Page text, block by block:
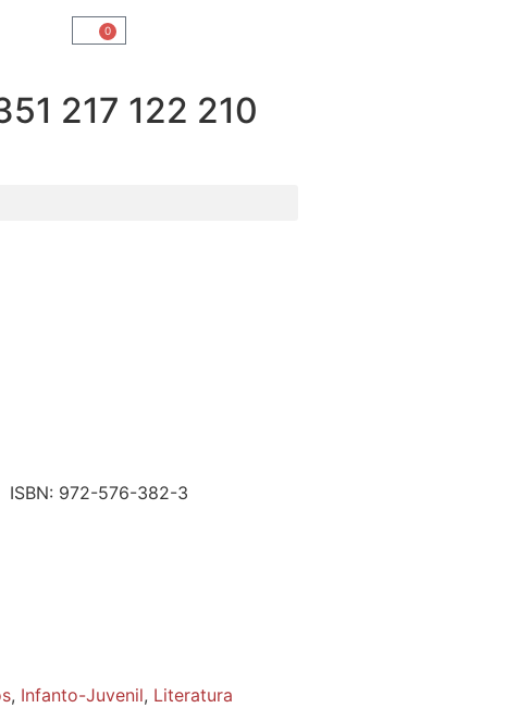
0
217 122 210
ISBN: 972-576-382-3
, Infanto-Juvenil, Literatura